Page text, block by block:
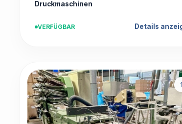
Druckmaschinen
VERFÜGBAR Details